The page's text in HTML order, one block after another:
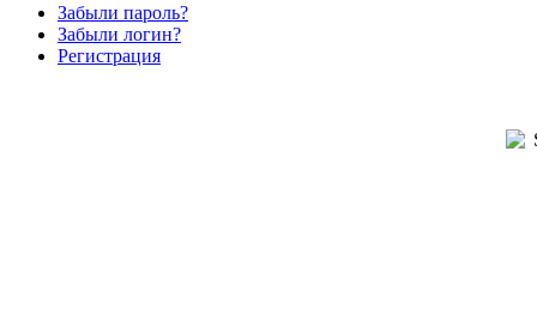
Забыли пароль?
Забыли логин?
Регистрация